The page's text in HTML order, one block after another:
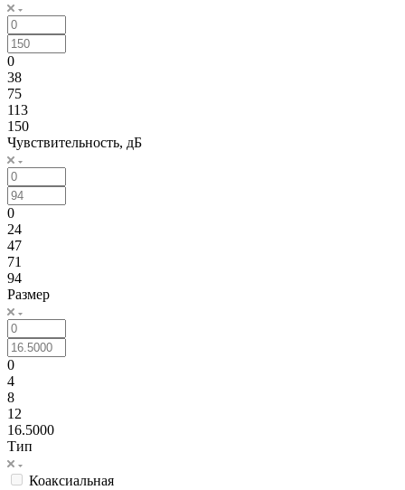
0
38
75
113
150
Чувствительность, дБ
0
24
47
71
94
Размер
0
4
8
12
16.5000
Тип
Коаксиальная